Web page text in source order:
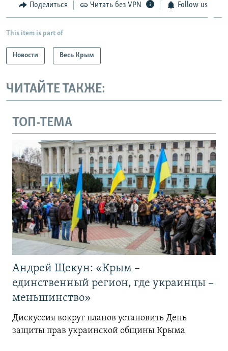
Поделиться Читать без VPN Follow us
This item is part of
Новости Весь Крым
ЧИТАЙТЕ ТАКЖЕ:
ТОП-ТЕМА
Андрей Щекун: «Крым –
единственный регион, где украинцы –
меньшинство»
Дискуссия вокруг планов установить День
защиты прав украинской общины Крыма